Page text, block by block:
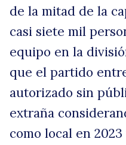
de la mitad de la
casi siete mil
equipo en la
que el partido
autorizado sin
extraña
como local en